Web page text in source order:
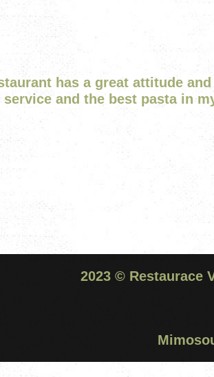
has a great attitude
service and the best pasta in
2023 © Restaurace